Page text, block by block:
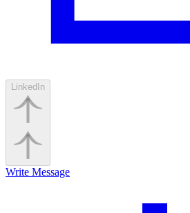
LinkedIn
Write Message